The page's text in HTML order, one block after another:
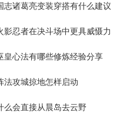
志诸葛亮变装穿搭有什么建议
影忍者在决斗场中更具威慑力
皇心法有哪些修炼经验分享
法攻城掠地怎样启动
么会直接从晨岛去云野